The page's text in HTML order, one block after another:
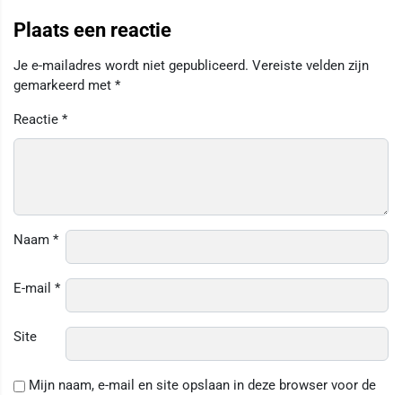
Plaats een reactie
Je e-mailadres wordt niet gepubliceerd. Vereiste velden zijn
gemarkeerd met *
Reactie *
Naam *
E-mail *
Site
Mijn naam, e-mail en site opslaan in deze browser voor de